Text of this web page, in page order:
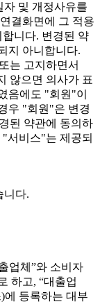
자 및 개정사유를
결화면에 그 적용
니다. 변경된 약
지 아니합니다.
는 고지하면서
않으면 의사가 표
음에도 "회원"이
우 "회원"은 변경
된 약관에 동의하
서비스"는 제공되
니다.
업체”와 소비자
하고, “대출업
에 등록하는 대부